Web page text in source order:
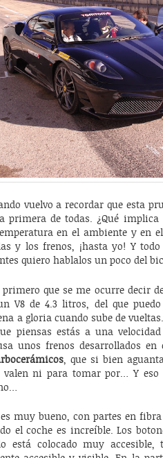
vuelvo a recordar que esta
primera de todas. ¿Qué implica
en el ambiente y en
y los frenos, ¡hasta yo! Y
quiero hablalos un poco del
que se me ocurre decir
V8 de 4.3 litros, del que
a gloria cuando sube de
piensas estás a una
unos frenos desarrollados en
, que si bien
ni para tomar por… Y eso
muy bueno, con partes en
el coche es increíble. Los
está colocado muy